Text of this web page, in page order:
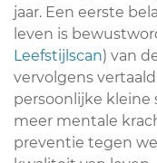
jaar. Een eerste
leven is
Leefstijlscan) van
vervolgens
persoonlijke kleine
meer mentale
preventie tegen